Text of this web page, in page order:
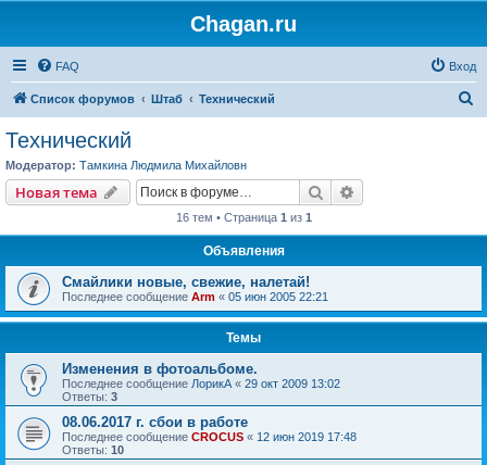
Chagan.ru
FAQ Вход
Список форумов Штаб Технический
Технический
Модератор: Тамкина Людмила Михайловн
Новая тема Поиск
16 тем • Страница 1 из 1
Объявления
Смайлики новые, свежие, налетай!
Последнее сообщение Arm « 05 июн 2005 22:21
Темы
Изменения в фотоальбоме.
Последнее сообщение ЛорикА « 29 окт 2009 13:02
Ответы: 3
08.06.2017 г. сбои в работе
Последнее сообщение CROCUS « 12 июн 2019 17:48
Ответы: 10